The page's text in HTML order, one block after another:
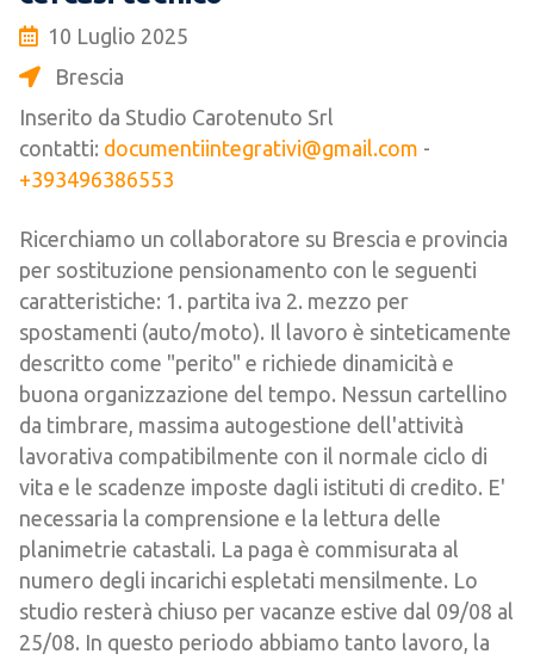
10 Luglio 2025
Brescia
Inserito da Studio Carotenuto Srl
contatti: documentiintegrativi@gmail.com -
+393496386553
Ricerchiamo un collaboratore su Brescia e provincia
per sostituzione pensionamento con le seguenti
caratteristiche: 1. partita iva 2. mezzo per
spostamenti (auto/moto). Il lavoro è sinteticamente
descritto come "perito" e richiede dinamicità e
buona organizzazione del tempo. Nessun cartellino
da timbrare, massima autogestione dell'attività
lavorativa compatibilmente con il normale ciclo di
vita e le scadenze imposte dagli istituti di credito. E'
necessaria la comprensione e la lettura delle
planimetrie catastali. La paga è commisurata al
numero degli incarichi espletati mensilmente. Lo
studio resterà chiuso per vacanze estive dal 09/08 al
25/08. In questo periodo abbiamo tanto lavoro, la